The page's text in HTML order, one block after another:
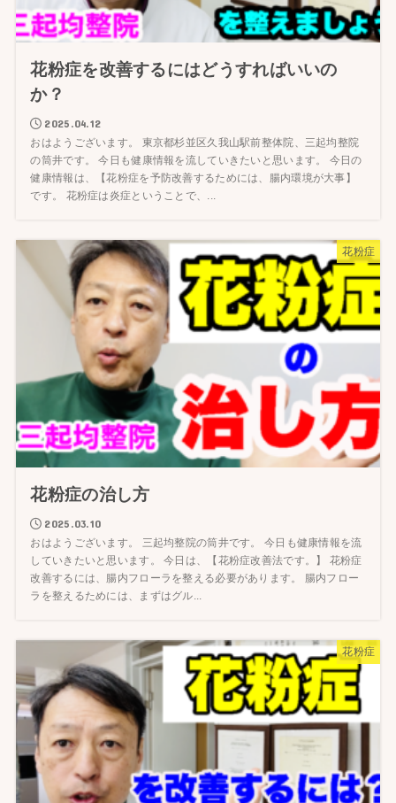
花粉症を改善するにはどうすればいいの
か？
2025.04.12
おはようございます。 東京都杉並区久我山駅前整体院、三起均整院
の筒井です。 今日も健康情報を流していきたいと思います。 今日の
健康情報は、【花粉症を予防改善するためには、腸内環境が大事】
です。 花粉症は炎症ということで、...
花粉症
花粉症の治し方
2025.03.10
おはようございます。 三起均整院の筒井です。 今日も健康情報を流
していきたいと思います。 今日は、【花粉症改善法です。】 花粉症
改善するには、腸内フローラを整える必要があります。 腸内フロー
ラを整えるためには、まずはグル...
花粉症